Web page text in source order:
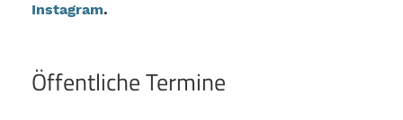
Instagram.
Öffentliche Termine